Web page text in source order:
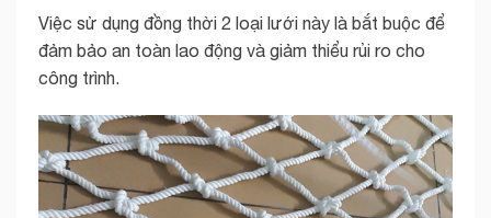
Việc sử dụng đồng thời 2 loại lưới này là bắt buộc để
đảm bảo an toàn lao động và giảm thiểu rủi ro cho
công trình.